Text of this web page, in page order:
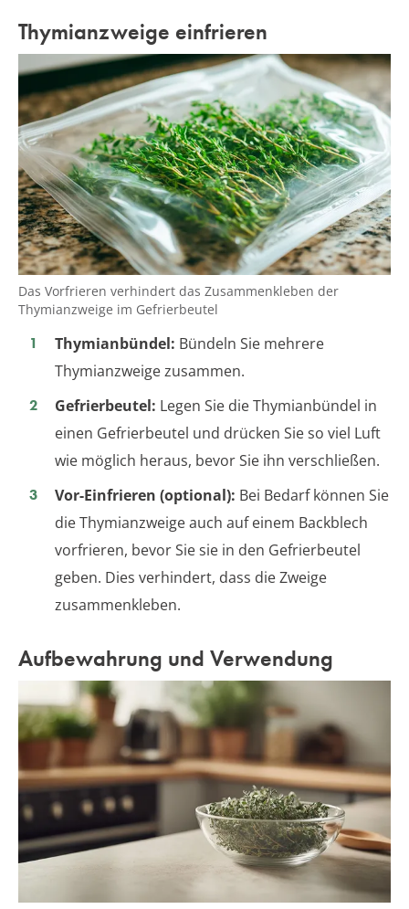
Thymianzweige einfrieren
Das Vorfrieren verhindert das Zusammenkleben der
Thymianzweige im Gefrierbeutel
Thymianbündel: Bündeln Sie mehrere
Thymianzweige zusammen.
Gefrierbeutel: Legen Sie die Thymianbündel in
einen Gefrierbeutel und drücken Sie so viel Luft
wie möglich heraus, bevor Sie ihn verschließen.
Vor-Einfrieren (optional): Bei Bedarf können Sie
die Thymianzweige auch auf einem Backblech
vorfrieren, bevor Sie sie in den Gefrierbeutel
geben. Dies verhindert, dass die Zweige
zusammenkleben.
Aufbewahrung und Verwendung